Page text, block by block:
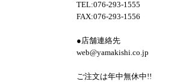
TEL:076-293-1555
FAX:076-293-1556
●店舗連絡先
web@yamakishi.co.jp
ご注文は年中無休中!!